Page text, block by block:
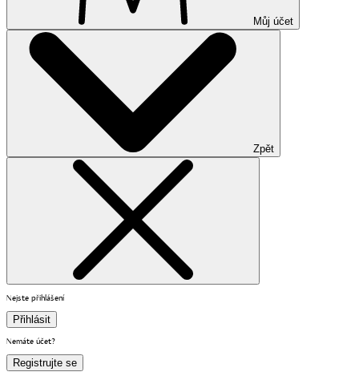
Můj účet
Zpět
Nejste přihlášení
Přihlásit
Nemáte účet?
Registrujte se